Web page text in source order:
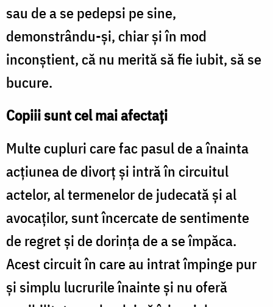
sau de a se pedepsi pe sine,
demonstrându-şi, chiar şi în mod
inconştient, că nu merită să fie iubit, să se
bucure.
Copiii sunt cel mai afectaţi
Multe cupluri care fac pasul de a înainta
acţiunea de divorţ şi intră în circuitul
actelor, al termenelor de judecată şi al
avocaţilor, sunt încercate de sentimente
de regret şi de dorinţa de a se împăca.
Acest circuit în care au intrat împinge pur
şi simplu lucrurile înainte şi nu oferă